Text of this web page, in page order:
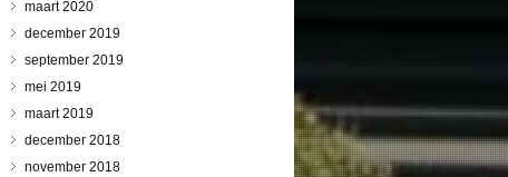
maart 2020
december 2019
september 2019
mei 2019
maart 2019
december 2018
november 2018